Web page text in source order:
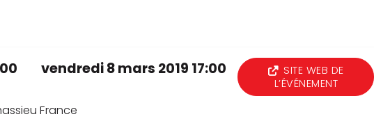
vendredi 8 mars 2019 17:00
France
SITE WEB DE
L’ÉVÉNEMENT